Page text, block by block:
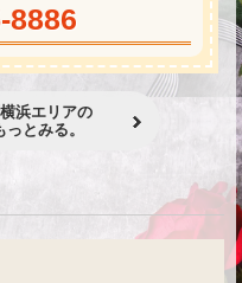
8886
浜エリアの
とみる。